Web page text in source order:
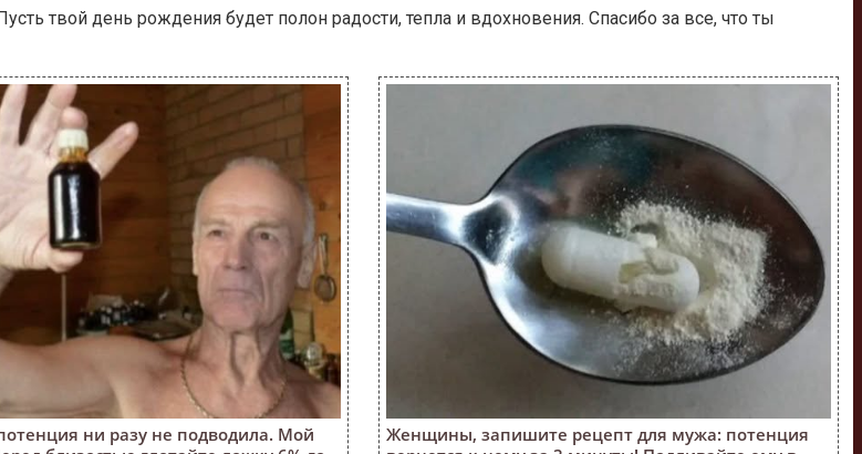
твой день рождения будет полон радости, тепла и вдохновения. Спасибо за все, что ты
ни разу не подводила. Мой
Женщины, запишите рецепт для мужа: потенция